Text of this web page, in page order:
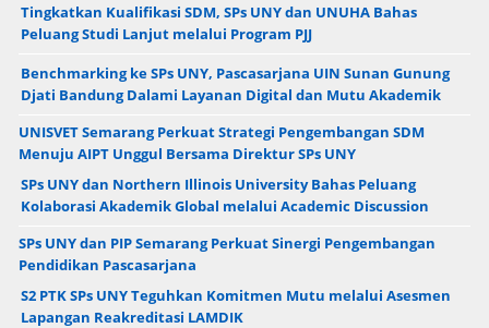
Tingkatkan Kualifikasi SDM, SPs UNY dan UNUHA Bahas
Peluang Studi Lanjut melalui Program PJJ
Benchmarking ke SPs UNY, Pascasarjana UIN Sunan Gunung
Djati Bandung Dalami Layanan Digital dan Mutu Akademik
UNISVET Semarang Perkuat Strategi Pengembangan SDM
Menuju AIPT Unggul Bersama Direktur SPs UNY
SPs UNY dan Northern Illinois University Bahas Peluang
Kolaborasi Akademik Global melalui Academic Discussion
SPs UNY dan PIP Semarang Perkuat Sinergi Pengembangan
Pendidikan Pascasarjana
S2 PTK SPs UNY Teguhkan Komitmen Mutu melalui Asesmen
Lapangan Reakreditasi LAMDIK